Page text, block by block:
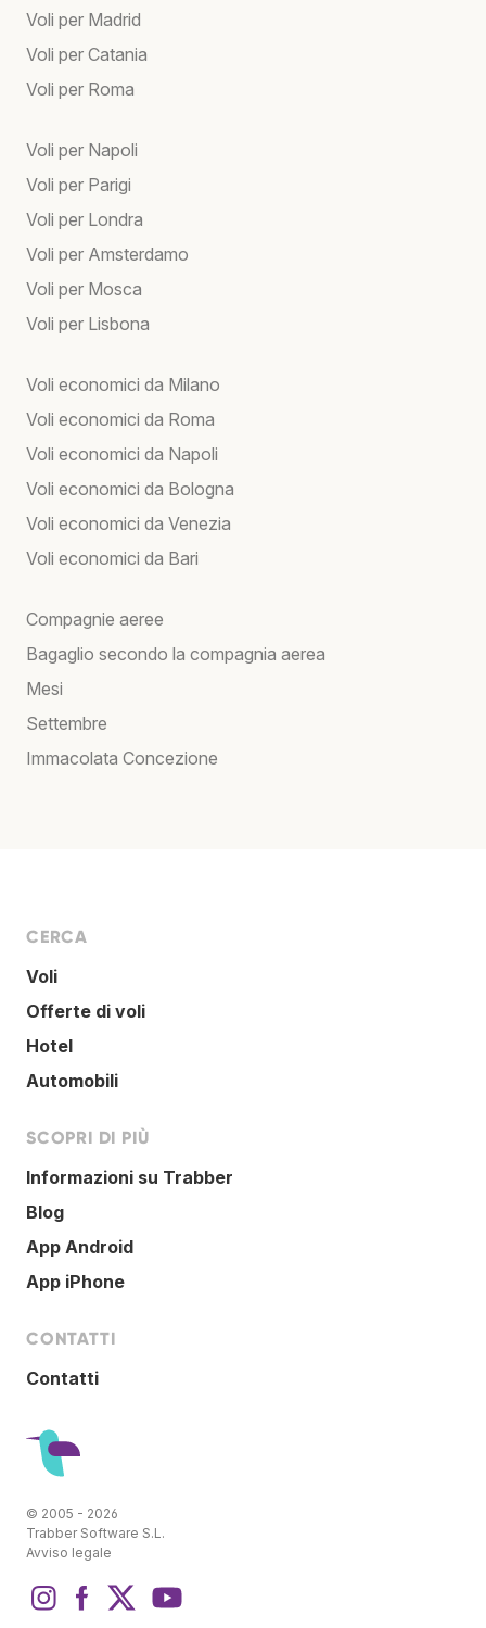
Voli per Madrid
Voli per Catania
Voli per Roma
Voli per Napoli
Voli per Parigi
Voli per Londra
Voli per Amsterdamo
Voli per Mosca
Voli per Lisbona
Voli economici da Milano
Voli economici da Roma
Voli economici da Napoli
Voli economici da Bologna
Voli economici da Venezia
Voli economici da Bari
Compagnie aeree
Bagaglio secondo la compagnia aerea
Mesi
Settembre
Immacolata Concezione
CERCA
Voli
Offerte di voli
Hotel
Automobili
SCOPRI DI PIÙ
Informazioni su Trabber
Blog
App Android
App iPhone
CONTATTI
Contatti
© 2005 - 2026
Trabber Software S.L.
Avviso legale